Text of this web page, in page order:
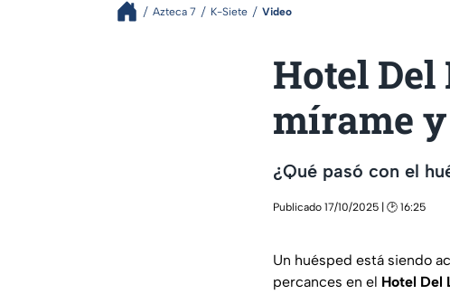
Azteca 7 K-Siete Video
Hotel Del
mírame
¿Qué pasó con el
Publicado 17/10/2025 | 🕑 16:25
Un huésped está siendo
percances en el Hotel Del